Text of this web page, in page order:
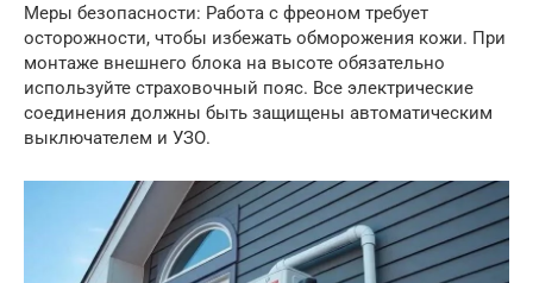
Меры безопасности: Работа с фреоном требует
осторожности, чтобы избежать обморожения кожи. При
монтаже внешнего блока на высоте обязательно
используйте страховочный пояс. Все электрические
соединения должны быть защищены автоматическим
выключателем и УЗО.